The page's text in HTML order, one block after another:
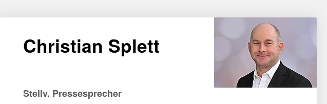
Christian Splett
Stellv. Pressesprecher